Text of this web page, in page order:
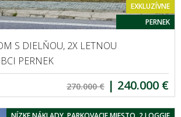
EXKLUZÍVNE
PERNEK
S DIELŇOU, 2X LETNOU
PERNEK
270.000 € | 240.000 €